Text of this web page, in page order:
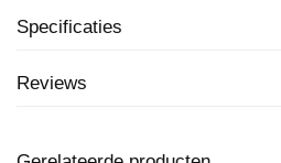
Specificaties
Reviews